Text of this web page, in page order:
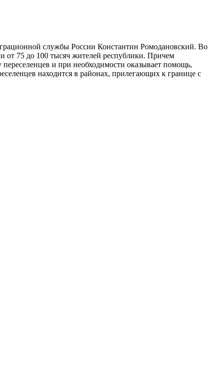
службы России Константин Ромодановский. Во
75 до 100 тысяч жителей республики. Причем
переселенцев и при необходимости оказывает помощь,
находится в районах, прилегающих к границе с